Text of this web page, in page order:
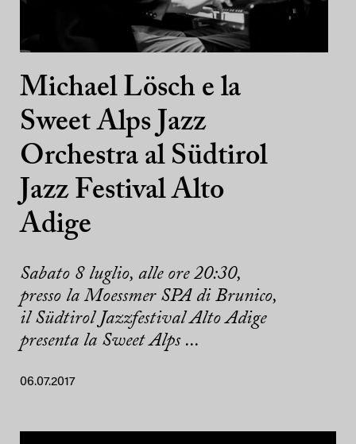
Michael Lösch e la
Sweet Alps Jazz
Orchestra al Südtirol
Jazz Festival Alto
Adige
Sabato 8 luglio, alle ore 20:30,
presso la Moessmer SPA di Brunico,
il Südtirol Jazzfestival Alto Adige
presenta la Sweet Alps ...
06.07.2017